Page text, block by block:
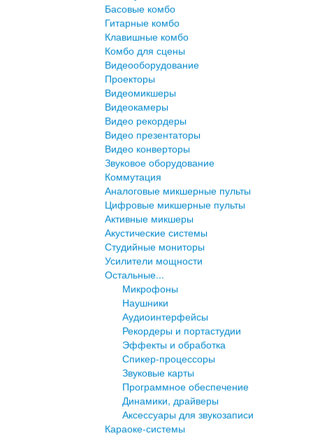
Басовые комбо
Гитарные комбо
Клавишные комбо
Комбо для сцены
Видеооборудование
Проекторы
Видеомикшеры
Видеокамеры
Видео рекордеры
Видео презентаторы
Видео конверторы
Звуковое оборудование
Коммутация
Аналоговые микшерные пульты
Цифровые микшерные пульты
Активные микшеры
Акустические системы
Студийные мониторы
Усилители мощности
Остальные...
Микрофоны
Наушники
Аудиоинтерфейсы
Рекордеры и портастудии
Эффекты и обработка
Спикер-процессоры
Звуковые карты
Программное обеспечение
Динамики, драйверы
Аксессуары для звукозаписи
Караоке-системы